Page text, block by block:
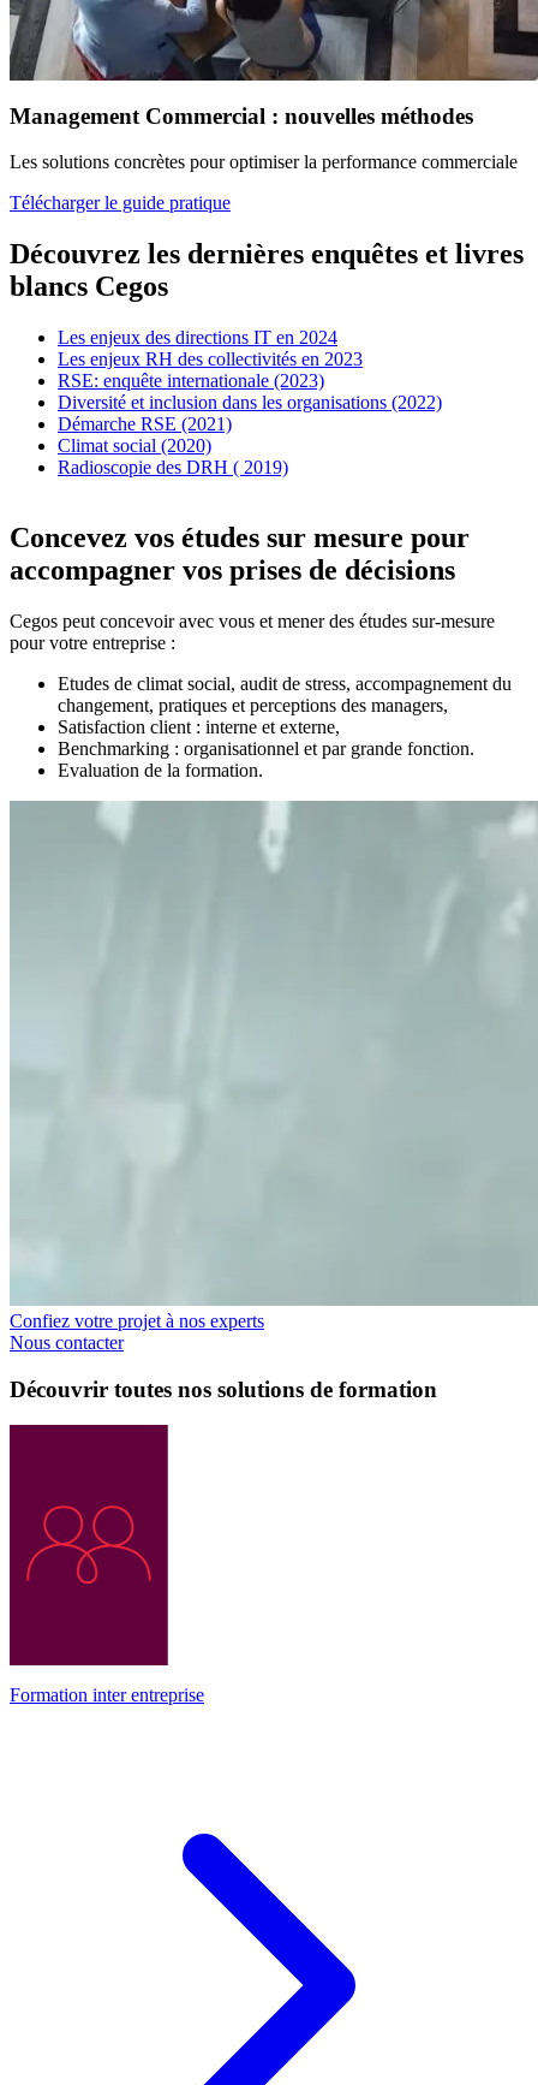
Management Commercial : nouvelles méthodes
Les solutions concrètes pour optimiser la performance commerciale
Télécharger le guide pratique
Découvrez les dernières enquêtes et livres
blancs Cegos
Les enjeux des directions IT en 2024
Les enjeux RH des collectivités en 2023
RSE: enquête internationale (2023)
Diversité et inclusion dans les organisations (2022)
Démarche RSE (2021)
Climat social (2020)
Radioscopie des DRH ( 2019)
Concevez vos études sur mesure pour
accompagner vos prises de décisions
Cegos peut concevoir avec vous et mener des études sur-mesure
pour votre entreprise :
Etudes de climat social, audit de stress, accompagnement du
changement, pratiques et perceptions des managers,
Satisfaction client : interne et externe,
Benchmarking : organisationnel et par grande fonction.
Evaluation de la formation.
Confiez votre projet à nos experts
Nous contacter
Découvrir toutes nos solutions de formation
Formation inter entreprise